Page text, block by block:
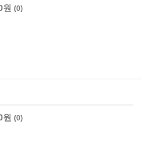
(0)
원 (0)